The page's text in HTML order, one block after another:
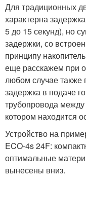
Для традиционных
характерна
5 до 15 секунд), но
задержки, со
принципу
еще расскажем при
любом случае также
задержка в подаче
трубопровода между
котором находится
Устройство на
ECO-4s 24F:
оптимальные
вынесены вниз.